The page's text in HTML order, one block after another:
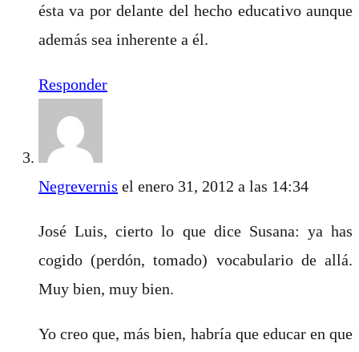
ésta va por delante del hecho educativo aunque
además sea inherente a él.
Responder
Negrevernis el enero 31, 2012 a las 14:34
José Luis, cierto lo que dice Susana: ya has
cogido (perdón, tomado) vocabulario de allá.
Muy bien, muy bien.
Yo creo que, más bien, habría que educar en que